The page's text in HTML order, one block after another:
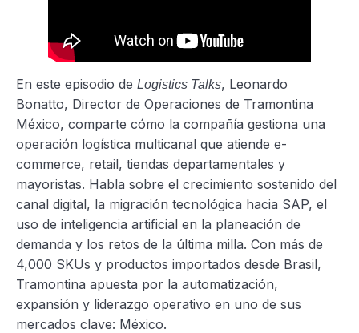
En este episodio de Logistics Talks, Leonardo
Bonatto, Director de Operaciones de Tramontina
México, comparte cómo la compañía gestiona una
operación logística multicanal que atiende e-
commerce, retail, tiendas departamentales y
mayoristas. Habla sobre el crecimiento sostenido del
canal digital, la migración tecnológica hacia SAP, el
uso de inteligencia artificial en la planeación de
demanda y los retos de la última milla. Con más de
4,000 SKUs y productos importados desde Brasil,
Tramontina apuesta por la automatización,
expansión y liderazgo operativo en uno de sus
mercados clave: México.